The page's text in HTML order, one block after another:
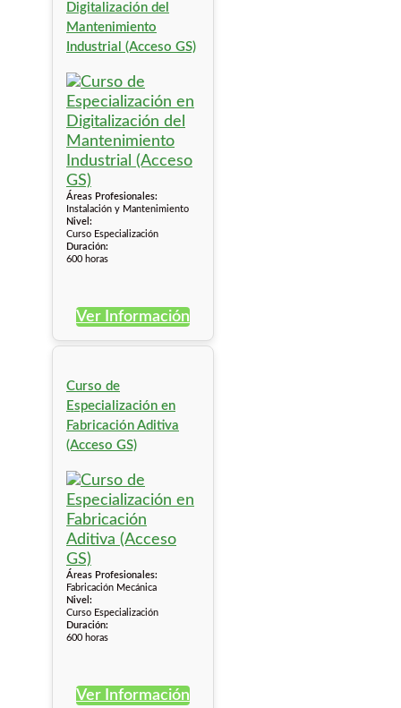
Digitalización del
Mantenimiento
Industrial (Acceso GS)
Áreas Profesionales:
Instalación y Mantenimiento
Nivel:
Curso Especialización
Duración:
600 horas
Ver Información
Curso de
Especialización en
Fabricación Aditiva
(Acceso GS)
Áreas Profesionales:
Fabricación Mecánica
Nivel:
Curso Especialización
Duración:
600 horas
Ver Información